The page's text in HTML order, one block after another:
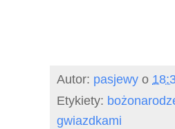
Autor: pasjewy o
Etykiety:
gwiazdkami